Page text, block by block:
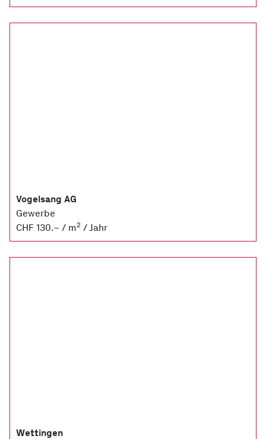
Vogelsang AG
Gewerbe
CHF 130.– / m2 / Jahr
Wettingen